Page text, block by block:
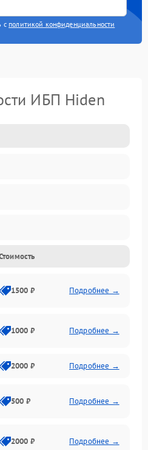
с политикой конфиденциальности
ИБП Hiden
1500 ₽ Подробнее →
1000 ₽ Подробнее →
2000 ₽ Подробнее →
500 ₽ Подробнее →
2000 ₽ Подробнее →